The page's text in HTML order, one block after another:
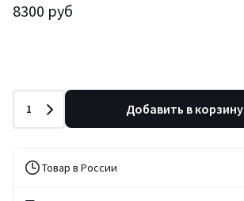
8300 руб
Количество
1 Добавить в корзину
Товар в России